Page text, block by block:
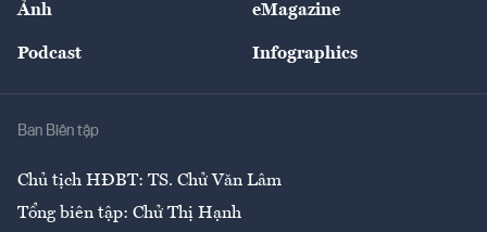
Giải trí
Ảnh eMagazine
Podcast Infographics
Ban Biên tập
Chủ tịch HĐBT: TS. Chử Văn Lâm
Tổng biên tập: Chử Thị Hạnh